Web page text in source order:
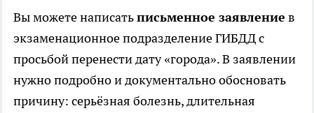
Вы можете написатьписьменное заявление в
экзаменационное подразделение ГИБДД с
просьбой перенести дату «города». В заявлении
нужно подробно и документально обосновать
причину: серьёзная болезнь, длительная